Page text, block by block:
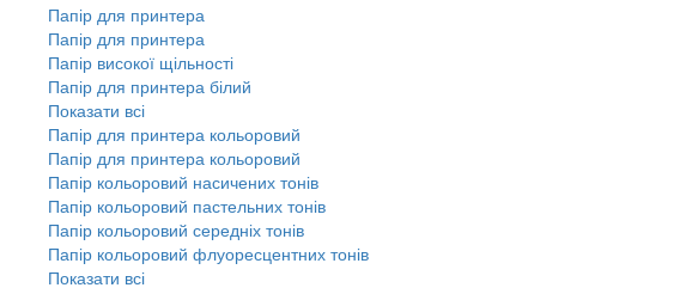
Папір для принтера
Папір для принтера
Папір високої щільності
Папір для принтера білий
Показати всі
Папір для принтера кольоровий
Папір для принтера кольоровий
Папір кольоровий насичених тонів
Папір кольоровий пастельних тонів
Папір кольоровий середніх тонів
Папір кольоровий флуоресцентних тонів
Показати всі